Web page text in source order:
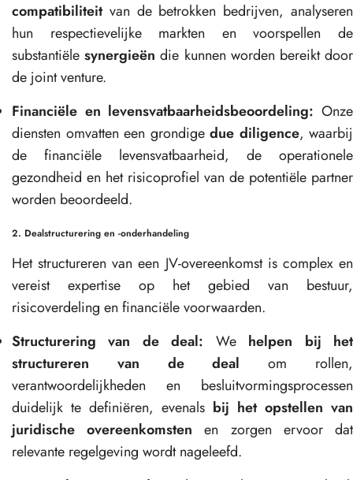
compatibiliteitvan de betrokken bedrijven, analyseren
hun respectievelijke markten en voorspellen de
substantiëlesynergieën die kunnen worden bereikt door
de joint venture.
Financiële en levensvatbaarheidsbeoordeling: Onze
diensten omvatten een grondige due diligence, waarbij
de financiële levensvatbaarheid, de operationele
gezondheid en het risicoprofiel van de potentiële partner
worden beoordeeld.
2. Dealstructurering en -onderhandeling
Het structureren van een JV-overeenkomst is complex en
vereist expertise op het gebied van bestuur,
risicoverdeling en financiële voorwaarden.
Structurering van de deal: We helpen bij het
structureren van de deal om rollen,
verantwoordelijkheden en besluitvormingsprocessen
duidelijk te definiëren, evenals bij het opstellen van
juridische overeenkomsten en zorgen ervoor dat
relevante regelgeving wordt nageleefd.